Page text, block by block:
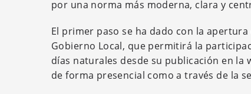
por una norma más moderna, clara y
El primer paso se ha dado con la
Gobierno Local, que permitirá la
días naturales desde su publicación en
de forma presencial como a través de la